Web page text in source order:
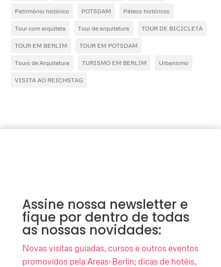
Patrimônio histórico POTSDAM Páteos históricos
Tour com arquiteta Tour de arquitetura TOUR DE BICICLETA
TOUR EM BERLIM TOUR EM POTSDAM
Tours de Arquitetura TURISMO EM BERLIM Urbanismo
VISITA AO REICHSTAG
Assine nossa newsletter e
fique por dentro de todas
as nossas novidades:
Novas visitas guiadas, cursos e outros eventos
promovidos pela Areas-Berlin; dicas de hotéis,